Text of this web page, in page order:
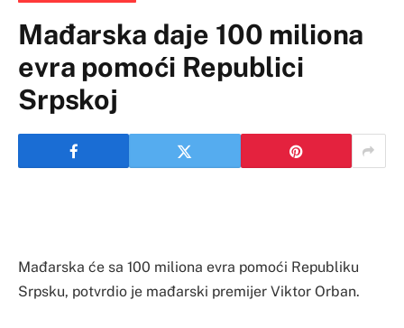
Mađarska daje 100 miliona
evra pomoći Republici
Srpskoj
Mađarska će sa 100 miliona evra pomoći Republiku
Srpsku, potvrdio je mađarski premijer Viktor Orban.